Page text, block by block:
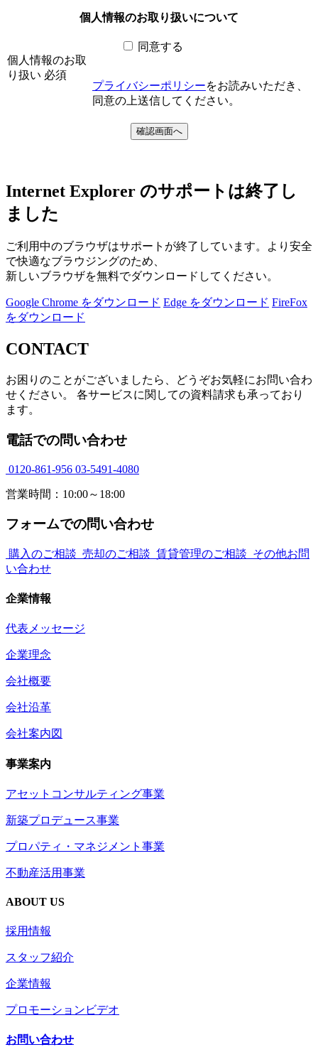
個人情報のお取り扱いについて
個人情報のお取
り扱い 必須
同意する
プライバシーポリシーをお読みいただき、
同意の上送信してください。
Internet Explorer のサポートは終了し
ました
ご利用中のブラウザはサポートが終了しています。より安全
で快適なブラウジングのため、
新しいブラウザを無料でダウンロードしてください。
Google Chrome をダウンロード Edge をダウンロード FireFox
をダウンロード
CONTACT
お困りのことがございましたら、どうぞお気軽にお問い合わ
せください。 各サービスに関しての資料請求も承っており
ます。
電話での問い合わせ
0120-861-956 03-5491-4080
営業時間：10:00～18:00
フォームでの問い合わせ
購入のご相談 売却のご相談 賃貸管理のご相談 その他お問
い合わせ
企業情報
代表メッセージ
企業理念
会社概要
会社沿革
会社案内図
事業案内
アセットコンサルティング事業
新築プロデュース事業
プロパティ・マネジメント事業
不動産活用事業
ABOUT US
採用情報
スタッフ紹介
企業情報
プロモーションビデオ
お問い合わせ